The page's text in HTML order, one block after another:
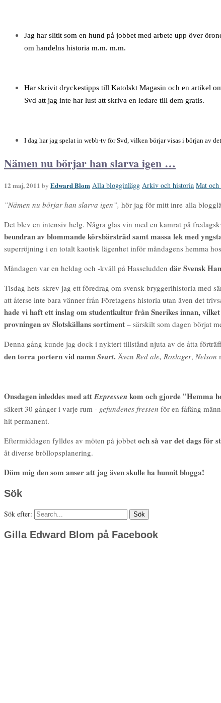
Jag har slitit som en hund på jobbet med arbete upp över
om handelns historia m.m. m.m.
Har skrivit dryckestipps till Katolskt Magasin och en artikel
Svd att jag inte har lust att skriva en ledare till dem gratis.
I dag har jag spelat in webb-tv för Svd, vilken börjar visas i början av
Nämen nu börjar han slarva igen …
12 maj, 2011 by Edward Blom Alla blogginlägg Arkiv och historia Mat
”Nämen nu börjar han slarva igen”, hör jag för mitt inre alla
Det blev en intensiv helg. Några glas vin med en kamrat på
beundran av blommande körsbärsträd samt massa lek med
superröjning i en totalt kaotisk lägenhet inför måndagens hemma
Måndagen var en heldag och -kväll på Hasseludden där Svensk
Tisdag hets-skrev jag ett föredrag om svensk bryggerihistoria med
att återse inte bara vänner från Företagens historia utan även det
hade vi haft ett inslag om studentkultur från Snerikes innan,
provningenav Slotskällans sortiment – särskilt som dagen börjat
Denna gång kunde jag dock i nyktert tillstånd njuta av de åtta
den torra portern vid namnSvart. Även Red ale, Roslager, Nelson
Onsdagen inleddes med attExpressen kom och gjorde ”Hemma
säkert 30 gånger i varje rum ˗ gefundenes fressen för en fåfäng
hit permanent.
Eftermiddagen fylldes av möten på jobbet och så var det dags för
åt diverse bröllopsplanering.
Döm mig den som anser att jag även skulle ha hunnit blogga!
Sök
Sök efter:
Gilla Edward Blom på Facebook